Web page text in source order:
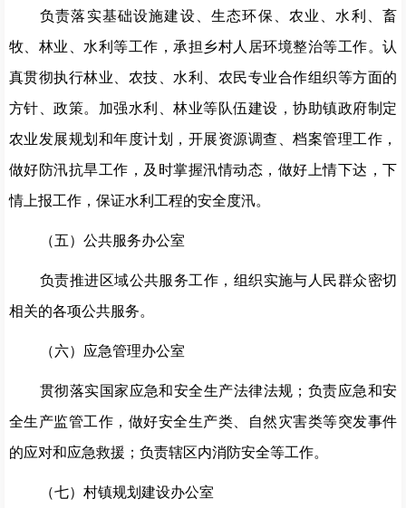
负责落实基础设施建设、生态环保、农业、水利、畜
牧、林业、水利等工作，承担乡村人居环境整治等工作。认
真贯彻执行林业、农技、水利、农民专业合作组织等方面的
方针、政策。加强水利、林业等队伍建设，协助镇政府制定
农业发展规划和年度计划，开展资源调查、档案管理工作，
做好防汛抗旱工作，及时掌握汛情动态，做好上情下达，下
情上报工作，保证水利工程的安全度汛。
（五）公共服务办公室
负责推进区域公共服务工作，组织实施与人民群众密切
相关的各项公共服务。
（六）应急管理办公室
贯彻落实国家应急和安全生产法律法规；负责应急和安
全生产监管工作，做好安全生产类、自然灾害类等突发事件
的应对和应急救援；负责辖区内消防安全等工作。
（七）村镇规划建设办公室